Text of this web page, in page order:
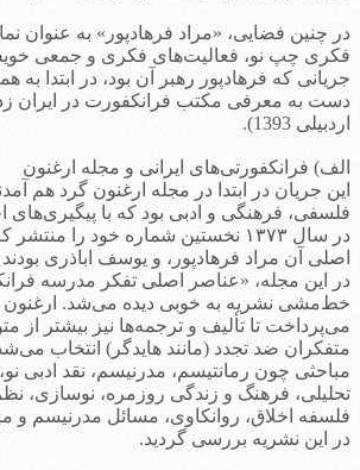
در چنین فضایی، «مراد فرهادپور» به عنوان
فکری چپ نو، فعالیت‌های فکری و جمعی
جریانی که فرهادپور رهبر آن بود، در ابتدا به
دست به معرفی مکتب فرانکفورت در ایران
اردبیلی 1393).
الف) فرانکفورتی‌های ایرانی و مجله ارغنون
این جریان در ابتدا در مجله ارغنون گرد هم
فلسفی، فرهنگی و ادبی بود که با
در سال ۱۳۷۳ نخستین شماره خود را
در این مجله، «عناصر اصلی تفکر مدرسه
خط‌مشی نشریه به خوبی دیده می‌شد. ارغنون
می‌پرداخت تا تألیف و ترجمه‌ها نیز بیشتر از
مباحثی چون رمانتیسم، مدرنیسم، نقد ادبی
تحلیلی، فرهنگ و زندگی روزمره، نوسازی،
فلسفه اخلاق، روانکاوی، مسائل مدرنیسم و
در این نشریه بررسی گردید.